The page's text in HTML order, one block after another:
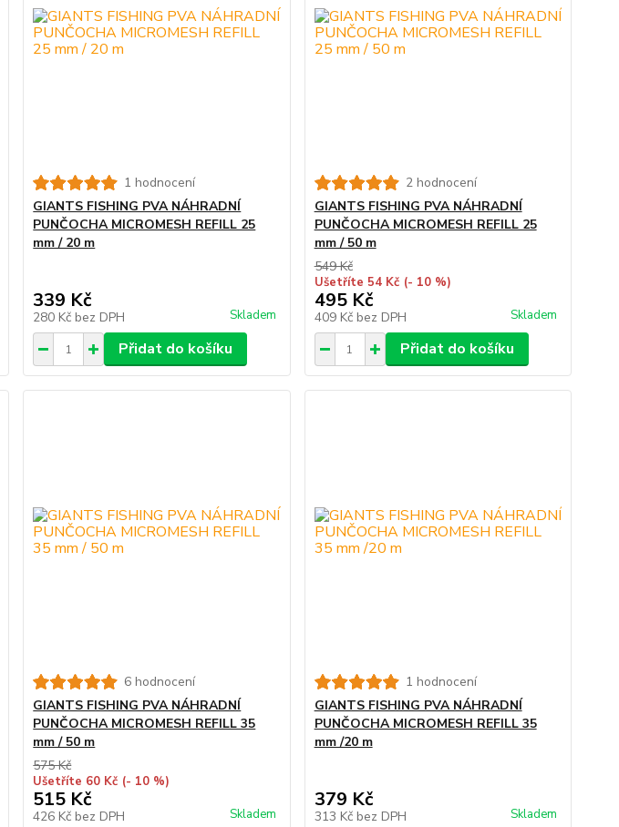
1 hodnocení
GIANTS FISHING PVA NÁHRADNÍ
PUNČOCHA MICROMESH REFILL 25
mm / 20 m
339 Kč
280 Kč bez DPH Skladem
Přidat do košíku
2 hodnocení
GIANTS FISHING PVA NÁHRADNÍ
PUNČOCHA MICROMESH REFILL 25
mm / 50 m
549 Kč
Ušetříte 54 Kč (- 10 %)
495 Kč
409 Kč bez DPH Skladem
Přidat do košíku
6 hodnocení
GIANTS FISHING PVA NÁHRADNÍ
PUNČOCHA MICROMESH REFILL 35
mm / 50 m
575 Kč
Ušetříte 60 Kč (- 10 %)
515 Kč
426 Kč bez DPH Skladem
1 hodnocení
GIANTS FISHING PVA NÁHRADNÍ
PUNČOCHA MICROMESH REFILL 35
mm /20 m
379 Kč
313 Kč bez DPH Skladem